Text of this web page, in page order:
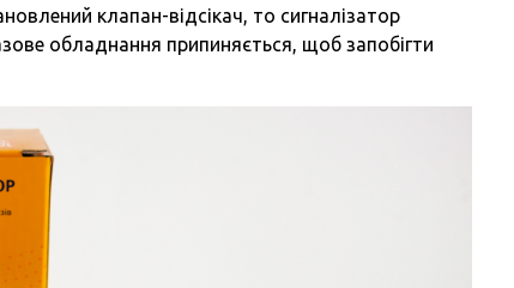
клапан-відсікач, то сигналізатор
обладнання припиняється, щоб запобігти